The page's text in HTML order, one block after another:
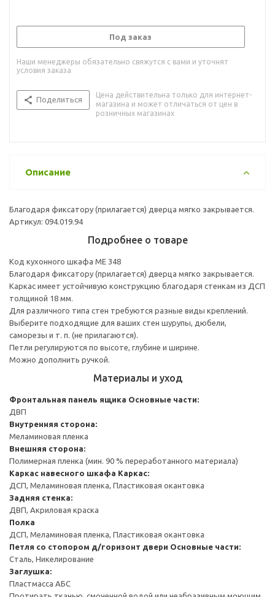
Под заказ
Наши менеджеры обязательно свяжутся с вами и уточнят
условия заказа
Поделиться
Цена действительна только для интернет-
магазина и может отличаться от цен в
розничных магазинах
Описание
Благодаря фиксатору (прилагается) дверца мягко закрывается.
Артикул: 094.019.94
Подробнее о товаре
Код кухонного шкафа ME 348
Благодаря фиксатору (прилагается) дверца мягко закрывается.
Каркас имеет устойчивую конструкцию благодаря стенкам из ДСП
толщиной 18 мм.
Для различного типа стен требуются разные виды креплений.
Выберите подходящие для ваших стен шурупы, дюбели,
саморезы и т. п. (не прилагаются).
Петли регулируются по высоте, глубине и ширине.
Можно дополнить ручкой.
Материалы и уход
Фронтальная панель ящика Основные части:
ДВП
Внутренняя сторона:
Меламиновая пленка
Внешняя сторона:
Полимерная пленка (мин. 90 % переработанного материала)
Каркас навесного шкафа Каркас:
ДСП, Меламиновая пленка, Пластиковая окантовка
Задняя стенка:
ДВП, Акриловая краска
Полка
ДСП, Меламиновая пленка, Пластиковая окантовка
Петля со стопором д/горизонт двери Основные части:
Сталь, Никелирование
Заглушка:
Пластмасса АБС